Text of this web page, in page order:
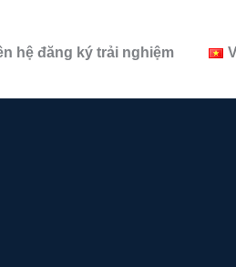
hệ đăng ký trải nghiệm